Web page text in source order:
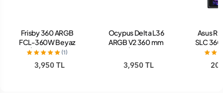
Frisby 360 ARGB
FCL-360W Beyaz
İşlemci Sıvı
Soğutucu
(1)
3,950 TL
Ocypus Delta L36
ARGB V2 360 mm
Soğutucu
3,950 TL
Asus
SLC
mm
Sıvı